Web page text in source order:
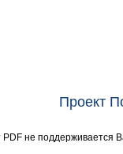
Проект
не поддерживается